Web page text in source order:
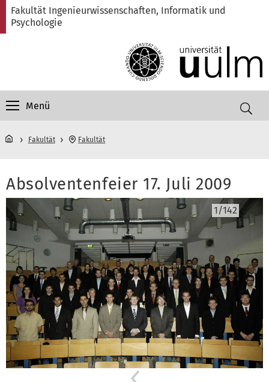
Direkt
Direkt
Direkt
(Sprache,
Drucken,
Social
Media)
Direkt
Direkt
Fakultät Ingenieurwissenschaften, Informatik und
Psychologie
Menü
Fakultät Fakultät
Absolventenfeier 17. Juli 2009
Previous